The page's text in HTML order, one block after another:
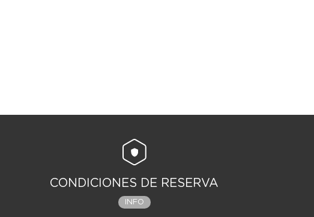
CONDICIONES DE RESERVA
INFO